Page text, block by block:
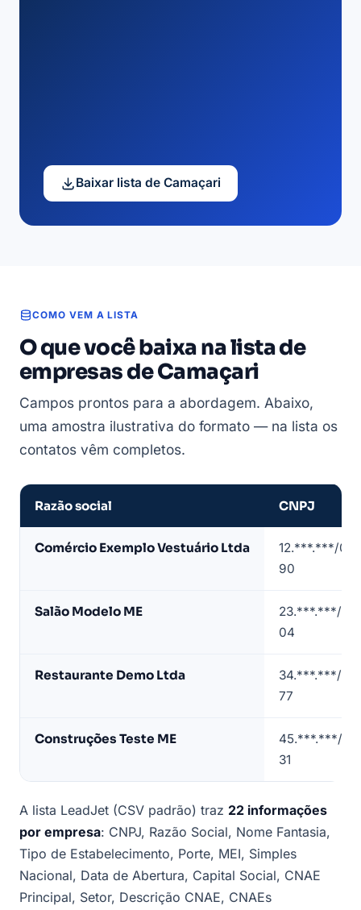
Baixar lista de Camaçari
COMO VEM A LISTA
O que você baixa na lista de
empresas de Camaçari
Campos prontos para a abordagem. Abaixo,
uma amostra ilustrativa do formato — na lista os
contatos vêm completos.
empresas
(dados
Razão social CNPJ
Comércio Exemplo Vestuário Ltda
12.***.***/
90
Salão Modelo ME
23.***.***/
04
Restaurante Demo Ltda
34.***.***/
77
Construções Teste ME
45.***.***/
31
A lista LeadJet (CSV padrão) traz 22 informações
por empresa: CNPJ, Razão Social, Nome Fantasia,
Tipo de Estabelecimento, Porte, MEI, Simples
Nacional, Data de Abertura, Capital Social, CNAE
Principal, Setor, Descrição CNAE, CNAEs